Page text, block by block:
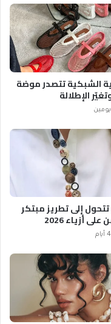
الشبكية تتصدر موضة
تتحول إلى تطريز مبتكر
أزياء 2026